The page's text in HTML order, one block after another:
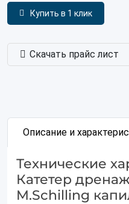
Купить в 1 клик
Скачать прайс лист
Описание и
Технические
Катетер
M.Schilling